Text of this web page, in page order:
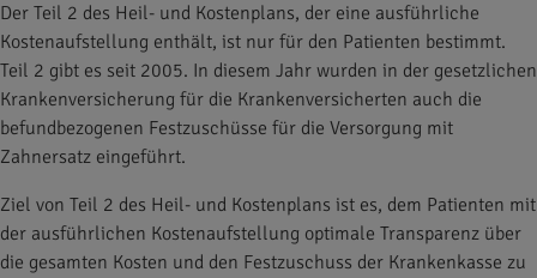
Der Teil 2 des Heil- und Kostenplans, der eine ausführliche
Kostenaufstellung enthält, ist nur für den Patienten bestimmt.
Teil 2 gibt es seit 2005. In diesem Jahr wurden in der gesetzlichen
Krankenversicherung für die Krankenversicherten auch die
befundbezogenen Festzuschüsse für die Versorgung mit
Zahnersatz eingeführt.
Ziel von Teil 2 des Heil- und Kostenplans ist es, dem Patienten mit
der ausführlichen Kostenaufstellung optimale Transparenz über
die gesamten Kosten und den Festzuschuss der Krankenkasse zu